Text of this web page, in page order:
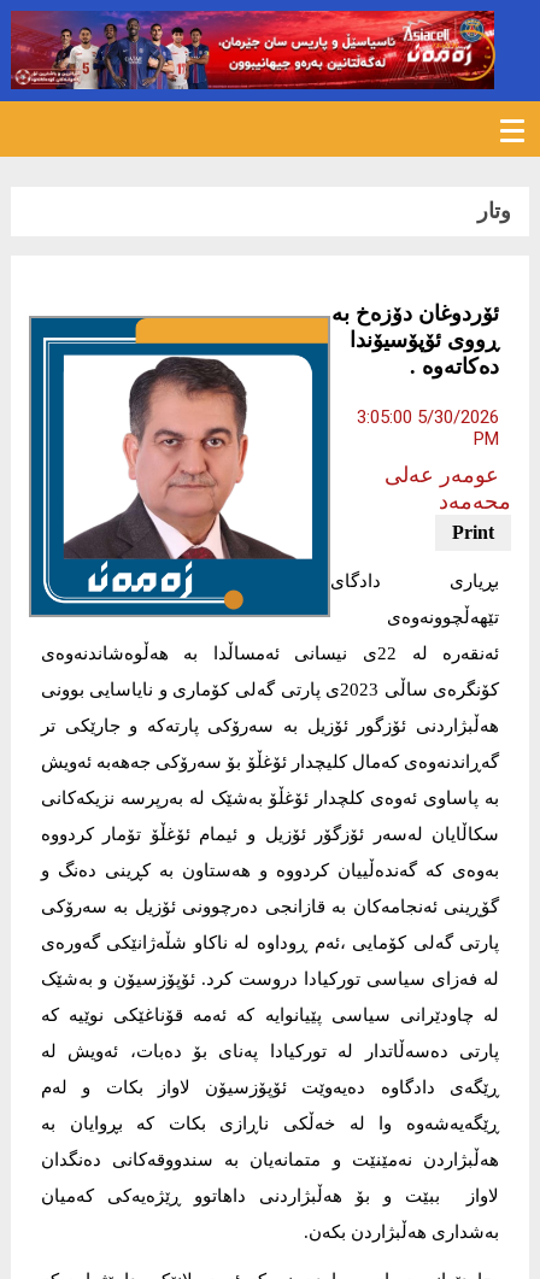
وتار
ئۆردوغان دۆزەخ بە
ڕووی ئۆپۆسیۆندا
دەکاتەوە .
5/30/2026 3:05:00
PM
عومەر عەلی
محەمەد
بڕیاری دادگای
تێهەڵچوونەوەی
ئەنقەرە لە 22ی نیسانی ئەمساڵدا بە هەڵوەشاندنەوەی
کۆنگرەی ساڵی 2023ی پارتی گەلی کۆماری و نایاسایی بوونی
هەڵبژاردنی ئۆزگور ئۆزیل بە سەرۆکی پارتەکە و جارێکی تر
گەڕاندنەوەی کەمال کلیچدار ئۆغڵۆ بۆ سەرۆکی جەهەبە ئەویش
بە پاساوی ئەوەی کلچدار ئۆغڵۆ بەشێک لە بەرپرسە نزیکەکانی
سکاڵایان لەسەر ئۆزگۆر ئۆزیل و ئیمام ئۆغڵۆ تۆمار کردووە
بەوەی کە گەندەڵییان کردووە و هەستاون بە کڕینی دەنگ و
گۆڕینی ئەنجامەکان بە قازانجی دەرچوونی ئۆزیل بە سەرۆکی
پارتی گەلی کۆمایی ،ئەم ڕوداوە لە ناکاو شڵەژانێکی گەورەی
لە فەزای سیاسی تورکیادا دروست کرد. ئۆپۆزسیۆن و بەشێک
لە چاودێرانی سیاسی پێیانوایە کە ئەمە قۆناغێکی نوێیە کە
پارتی دەسەڵاتدار لە تورکیادا پەنای بۆ دەبات، ئەویش لە
ڕێگەی دادگاوە دەیەوێت ئۆپۆزسیۆن لاواز بکات و لەم
ڕێگەیەشەوە وا لە خەڵکی ناڕازی بکات کە بڕوایان بە
هەڵبژاردن نەمێنێت و متمانەیان بە سندووقەکانی دەنگدان
لاواز ببێت و بۆ هەڵبژاردنی داهاتوو ڕێژەیەکی کەمیان
بەشداری هەڵبژاردن بکەن.